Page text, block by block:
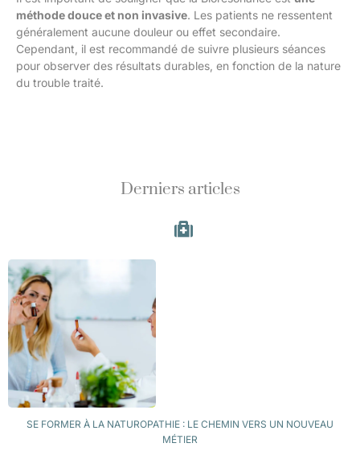
méthode douce et non invasive. Les patients ne ressentent
généralement aucune douleur ou effet secondaire.
Cependant, il est recommandé de suivre plusieurs séances
pour observer des résultats durables, en fonction de la nature
du trouble traité.
Derniers articles
SE FORMER À LA NATUROPATHIE : LE CHEMIN VERS UN NOUVEAU
MÉTIER